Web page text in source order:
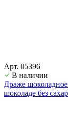
Арт. 05396
В наличии
Драже
шоколаде без